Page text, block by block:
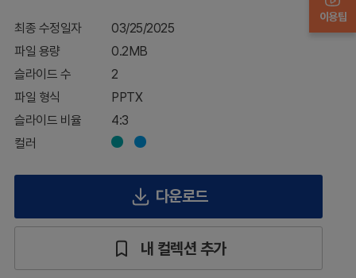
케
션
템
릿
최종 수정일자
03/25/2025
파일 용량
0.2MB
슬라이드 수
2
파일 형식
PPTX
슬라이드 비율
4:3
컬러
다운로드
내 컬렉션 추가
이용팁